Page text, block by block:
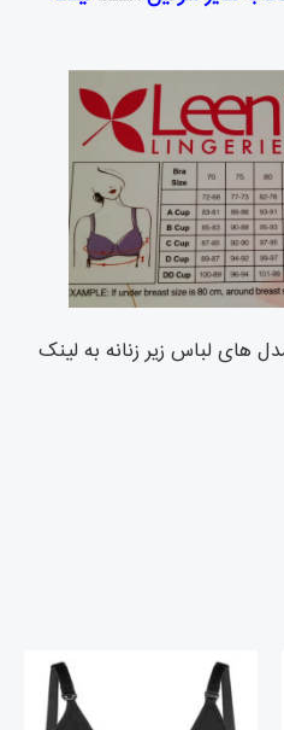
های لباس زیر زنانه به لینک
تومان۱,۸۲۶,۰۰۰ تومان۲,۴۳۰,۰۰۰
تومان۲,۲۳۵,۰۰۰